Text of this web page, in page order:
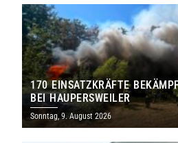
170 EINSATZKRÄFTE
EI HAUPERSWEILER
Sonntag, 9. August 2026